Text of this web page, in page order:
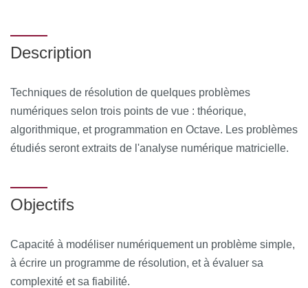
Description
Techniques de résolution de quelques problèmes
numériques selon trois points de vue : théorique,
algorithmique, et programmation en Octave. Les problèmes
étudiés seront extraits de l'analyse numérique matricielle.
Objectifs
Capacité à modéliser numériquement un problème simple,
à écrire un programme de résolution, et à évaluer sa
complexité et sa fiabilité.